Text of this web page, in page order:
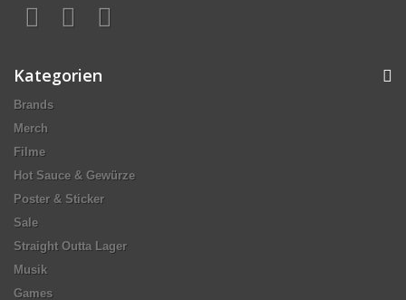
Kategorien
Brands
Merch
Filme
Hot Sauce & Gewürze
Poster & Sticker
Sale
Straight Outta Lager
Musik
Games